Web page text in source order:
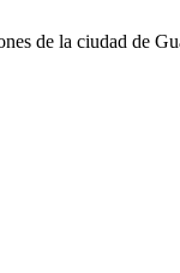
de la ciudad de